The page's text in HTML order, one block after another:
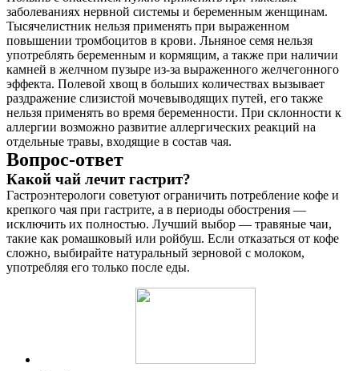
заболеваниях нервной системы и беременным женщинам.
Тысячелистник нельзя применять при выраженном
повышении тромбоцитов в крови. Льняное семя нельзя
употреблять беременным и кормящим, а также при наличии
камней в желчном пузыре из-за выраженного желчегонного
эффекта. Полевой хвощ в больших количествах вызывает
раздражение слизистой мочевыводящих путей, его также
нельзя применять во время беременности. При склонности к
аллергии возможно развитие аллергических реакций на
отдельные травы, входящие в состав чая.
Вопрос-ответ
Какой чай лечит гастрит?
Гастроэнтерологи советуют ограничить потребление кофе и
крепкого чая при гастрите, а в периоды обострения —
исключить их полностью. Лучший выбор — травяные чаи,
такие как ромашковый или ройбуш. Если отказаться от кофе
сложно, выбирайте натуральный зерновой с молоком,
употребляя его только после еды.